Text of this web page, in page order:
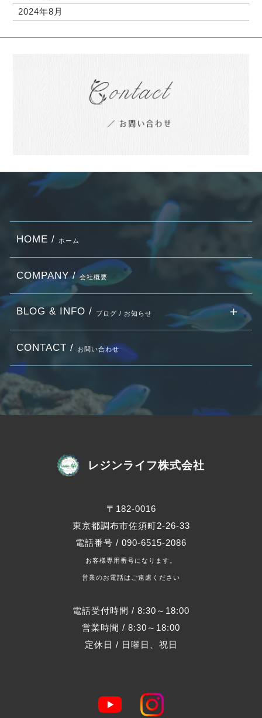
2024年8月
レジンライフ株式会社
〒182-0016
東京都調布市佐須町2-26-33
電話番号 / 090-6515-2086
お客様専用番号になります。
営業のお電話はご遠慮ください
電話受付時間 / 8:30～18:00
営業時間 / 8:30～18:00
定休日 / 日曜日、祝日
HOME / ホーム
COMPANY / 会社概要
BLOG & INFO / ブログ / お知らせ
CONTACT / お問い合わせ